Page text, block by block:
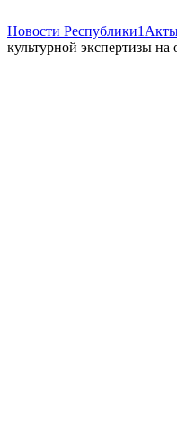
Новости Республики
культурной экспертизы на